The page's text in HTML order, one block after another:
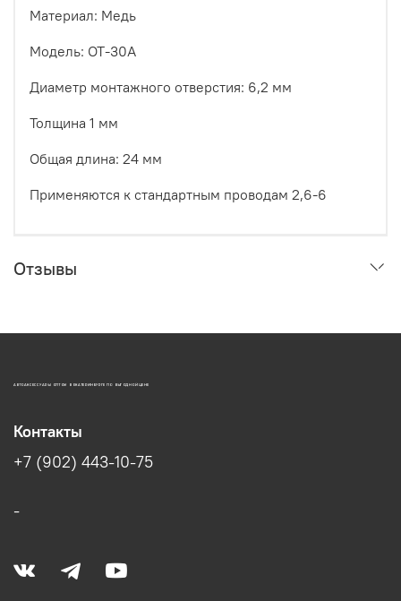
Материал: Медь
Модель: OT-30A
Диаметр монтажного отверстия: 6,2 мм
Толщина 1 мм
Общая длина: 24 мм
Применяются к стандартным проводам 2,6-6
Отзывы
АВТОАКСЕССУАРЫ ОПТОМ В ЕКАТЕРИНБУРГЕ ПО ВЫГОДНОЙ ЦЕНЕ
Контакты
+7 (902) 443-10-75
-